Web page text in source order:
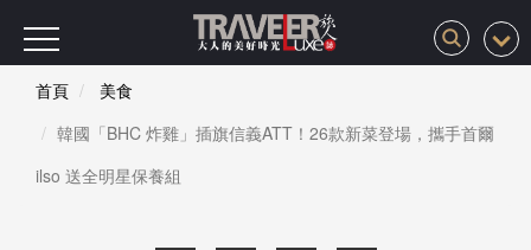
首頁
美食
韓國「BHC 炸雞」插旗信義ATT！26款新菜登場，攜手首爾
ilso 送全明星保養組